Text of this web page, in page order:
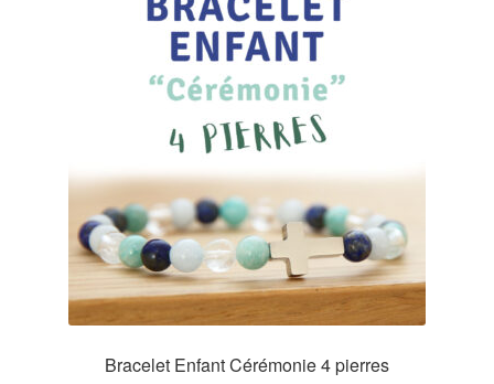
Bracelet Enfant Cérémonie 4 pierres